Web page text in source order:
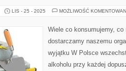
LIS - 25 - 2025 MOŻLIWOŚĆ
Wiele co konsumujemy,
dostarczamy naszemu
wyjątku W Polsce
alkoholu przy każdej